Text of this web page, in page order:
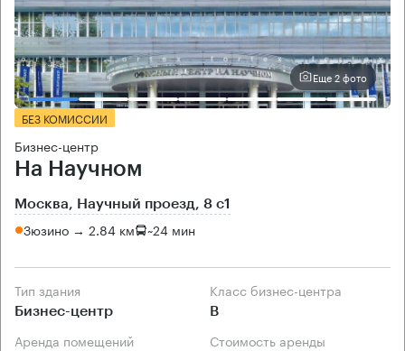
Еще 2 фото
БЕЗ КОМИССИИ
Бизнес-центр
На Научном
Москва, Научный проезд, 8 с1
Зюзино → 2.84 км ~24 мин
Тип здания
Бизнес-центр
Класс бизнес-центра
B
Аренда помещений Стоимость аренды